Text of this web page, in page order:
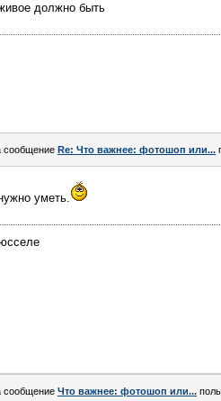
должно быть
сообщение Re: Что важнее: фотошоп или...
уметь.
сообщение Что важнее: фотошоп или...